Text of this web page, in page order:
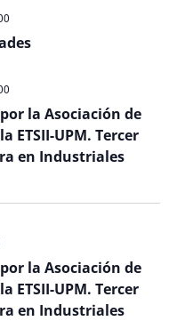
la Asociación de
ETSII-UPM. Tercer
en Industriales
la Asociación de
ETSII-UPM. Tercer
en Industriales